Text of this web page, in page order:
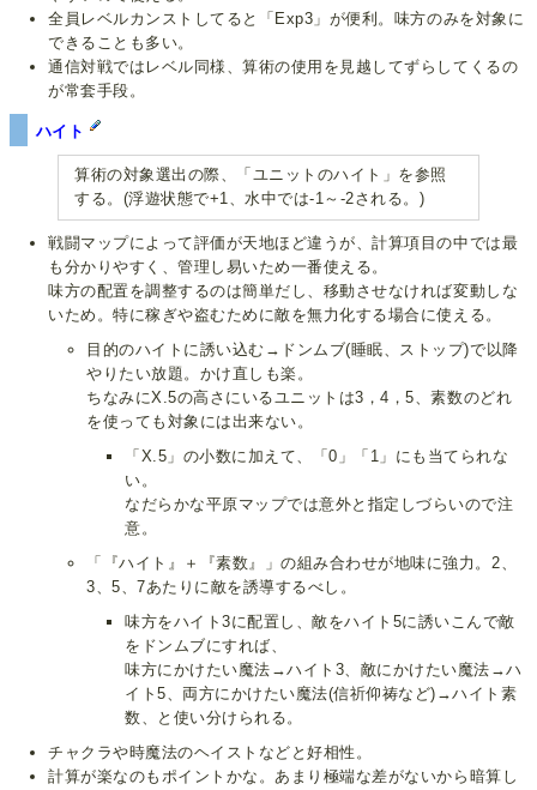
全員レベルカンストしてると「Exp3」が便利。味方のみを対象に
できることも多い。
通信対戦ではレベル同様、算術の使用を見越してずらしてくるの
が常套手段。
ハイト
算術の対象選出の際、「ユニットのハイト」を参照
する。(浮遊状態で+1、水中では‐1～-2される。)
戦闘マップによって評価が天地ほど違うが、計算項目の中では最
も分かりやすく、管理し易いため一番使える。
味方の配置を調整するのは簡単だし、移動させなければ変動しな
いため。特に稼ぎや盗むために敵を無力化する場合に使える。
目的のハイトに誘い込む→ドンムブ(睡眠、ストップ)で以降
やりたい放題。かけ直しも楽。
ちなみにX.5の高さにいるユニットは3，4，5、素数のどれ
を使っても対象には出来ない。
「X.5」の小数に加えて、「0」「1」にも当てられな
い。
なだらかな平原マップでは意外と指定しづらいので注
意。
「『ハイト』＋『素数』」の組み合わせが地味に強力。2、
3、5、7あたりに敵を誘導するべし。
味方をハイト3に配置し、敵をハイト5に誘いこんで敵
をドンムブにすれば、
味方にかけたい魔法→ハイト3、敵にかけたい魔法→ハ
イト5、両方にかけたい魔法(信祈仰祷など)→ハイト素
数、と使い分けられる。
チャクラや時魔法のヘイストなどと好相性。
計算が楽なのもポイントかな。あまり極端な差がないから暗算し